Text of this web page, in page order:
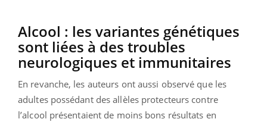
Alcool : les variantes génétiques
sont liées à des troubles
neurologiques et immunitaires
En revanche, les auteurs ont aussi observé que les
adultes possédant des allèles protecteurs contre
l’alcool présentaient de moins bons résultats en